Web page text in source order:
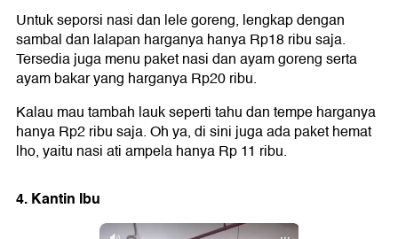
Untuk seporsi nasi dan lele goreng, lengkap dengan
sambal dan lalapan harganya hanya Rp18 ribu saja.
Tersedia juga menu paket nasi dan ayam goreng serta
ayam bakar yang harganya Rp20 ribu.
Kalau mau tambah lauk seperti tahu dan tempe harganya
hanya Rp2 ribu saja. Oh ya, di sini juga ada paket hemat
lho, yaitu nasi ati ampela hanya Rp 11 ribu.
4. Kantin Ibu